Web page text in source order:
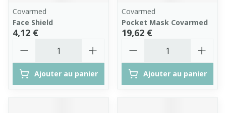
Covarmed
Face Shield
4,12 €
Ajouter au panier
Covarmed
Pocket Mask Covarmed
19,62 €
Ajouter au panier